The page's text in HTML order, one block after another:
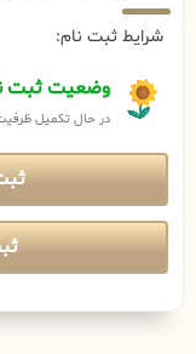
شرایط ثبت نام:
وضعیت ثبت
در حال تکمیل